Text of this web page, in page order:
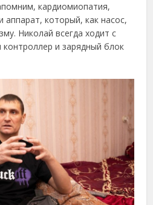
кардиомиопатия,
аппарат, который, как насос,
Николай всегда ходит с
и зарядный блок